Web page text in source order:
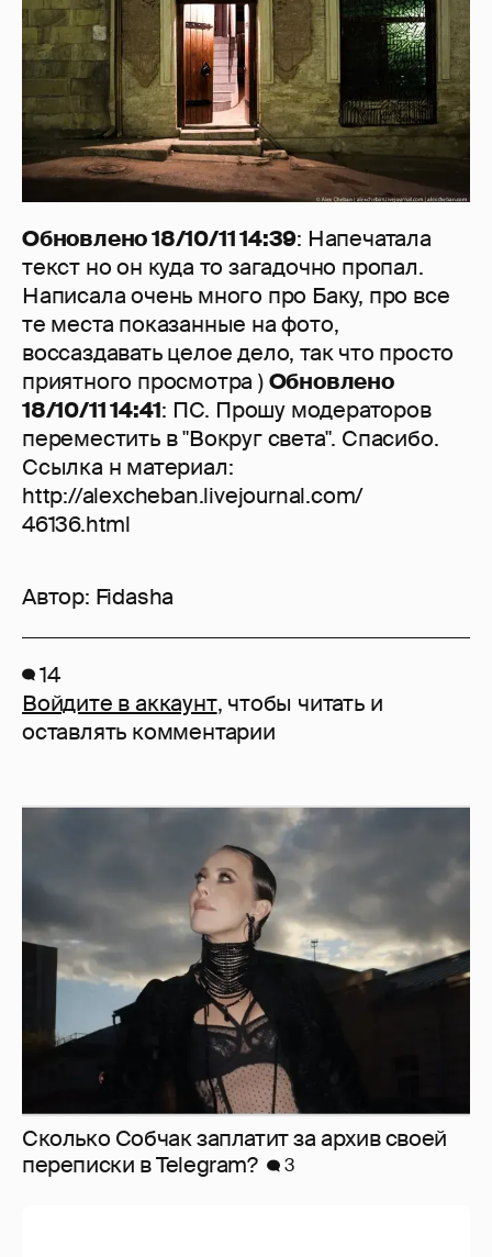
Обновлено 18/10/11 14:39: Напечатала
текст но он куда то загадочно пропал.
Написала очень много про Баку, про все
те места показанные на фото,
воссаздавать целое дело, так что просто
приятного просмотра )Обновлено
18/10/11 14:41: ПС. Прошу модераторов
переместить в "Вокруг света". Спасибо.
Ссылка н материал:
http://alexcheban.livejournal.com/
46136.html
Автор: Fidasha
14
Войдите в аккаунт, чтобы читать и
оставлять комментарии
Сколько Собчак заплатит за архив своей
перeписки в Telegram?
3